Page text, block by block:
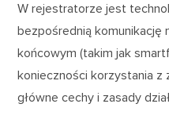
W rejestratorze jest
bezpośrednią komunikację
końcowym (takim jak
konieczności korzystania
główne cechy i zasady